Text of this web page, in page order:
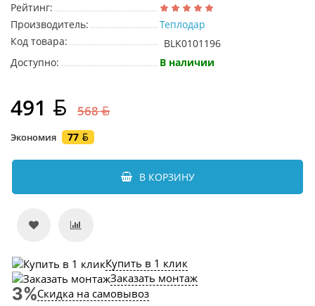
Рейтинг:
Производитель:
Теплодар
Код товара:
BLK0101196
Доступно:
В наличии
491 568
Экономия 77
В КОРЗИНУ
Купить в 1 клик
Заказать монтаж
Скидка на самовывоз